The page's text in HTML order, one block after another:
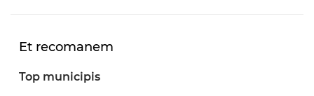
Et recomanem
Top municipis